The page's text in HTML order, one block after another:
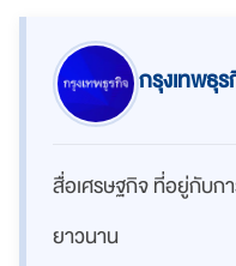
กรุงเทพธุ
สื่อเศรษฐกิจ ที่อยู่กับก
ยาวนาน